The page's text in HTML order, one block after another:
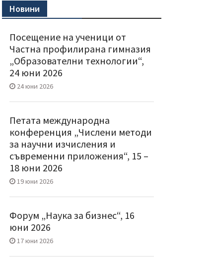
Новини
Посещение на ученици от
Частна профилирана гимназия
„Образователни технологии“,
24 юни 2026
24 юни 2026
Петата международна
конференция „Числени методи
за научни изчисления и
съвременни приложения“, 15 –
18 юни 2026
19 юни 2026
Форум „Наука за бизнес“, 16
юни 2026
17 юни 2026